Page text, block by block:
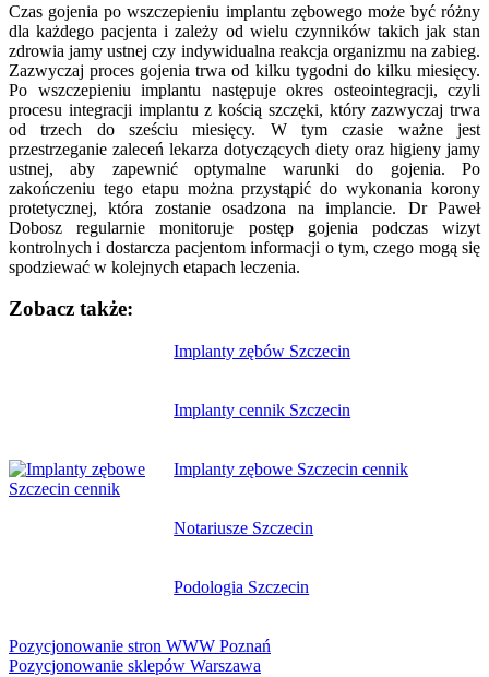
Czas gojenia po wszczepieniu implantu zębowego może być różny
dla każdego pacjenta i zależy od wielu czynników takich jak stan
zdrowia jamy ustnej czy indywidualna reakcja organizmu na zabieg.
Zazwyczaj proces gojenia trwa od kilku tygodni do kilku miesięcy.
Po wszczepieniu implantu następuje okres osteointegracji, czyli
procesu integracji implantu z kością szczęki, który zazwyczaj trwa
od trzech do sześciu miesięcy. W tym czasie ważne jest
przestrzeganie zaleceń lekarza dotyczących diety oraz higieny jamy
ustnej, aby zapewnić optymalne warunki do gojenia. Po
zakończeniu tego etapu można przystąpić do wykonania korony
protetycznej, która zostanie osadzona na implancie. Dr Paweł
Dobosz regularnie monitoruje postęp gojenia podczas wizyt
kontrolnych i dostarcza pacjentom informacji o tym, czego mogą się
spodziewać w kolejnych etapach leczenia.
Zobacz także:
Implanty zębów Szczecin
Implanty cennik Szczecin
Implanty zębowe Szczecin cennik
Notariusze Szczecin
Podologia Szczecin
Pozycjonowanie stron WWW Poznań
Pozycjonowanie sklepów Warszawa